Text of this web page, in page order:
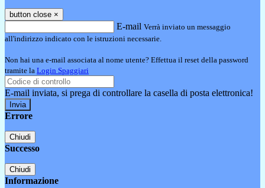
button close ×
E-mail Verrà inviato un messaggio
all'indirizzo indicato con le istruzioni necessarie.
Non hai una e-mail associata al nome utente? Effettua il reset della password
tramite la Login Spaggiari
E-mail inviata, si prega di controllare la casella di posta elettronica!
Errore
Chiudi
Successo
Chiudi
Informazione